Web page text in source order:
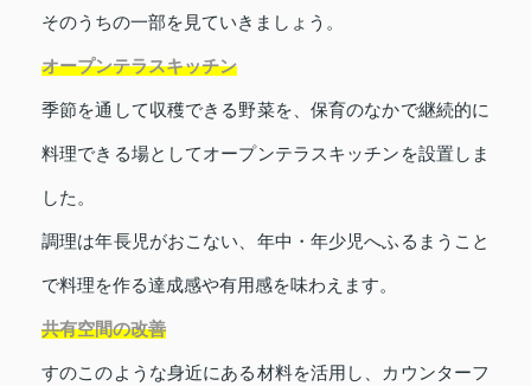
そのうちの一部を見ていきましょう。
オープンテラスキッチン
季節を通して収穫できる野菜を、保育のなかで継続的に
料理できる場としてオープンテラスキッチンを設置しま
した。
調理は年長児がおこない、年中・年少児へふるまうこと
で料理を作る達成感や有用感を味わえます。
共有空間の改善
すのこのような身近にある材料を活用し、カウンターフ